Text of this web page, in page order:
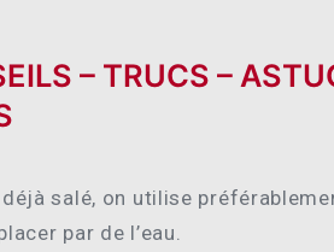
– TRUCS –
salé, on utilise
par de l’eau.